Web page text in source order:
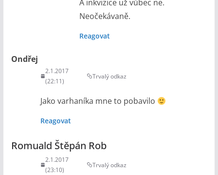
A inkvizice už vůbec ne.
Neočekávaně.
Reagovat
Ondřej
2.1.2017
(22:11)
Trvalý odkaz
Jako varhaníka mne to pobavilo
Reagovat
Romuald Štěpán Rob
2.1.2017
(23:10)
Trvalý odkaz